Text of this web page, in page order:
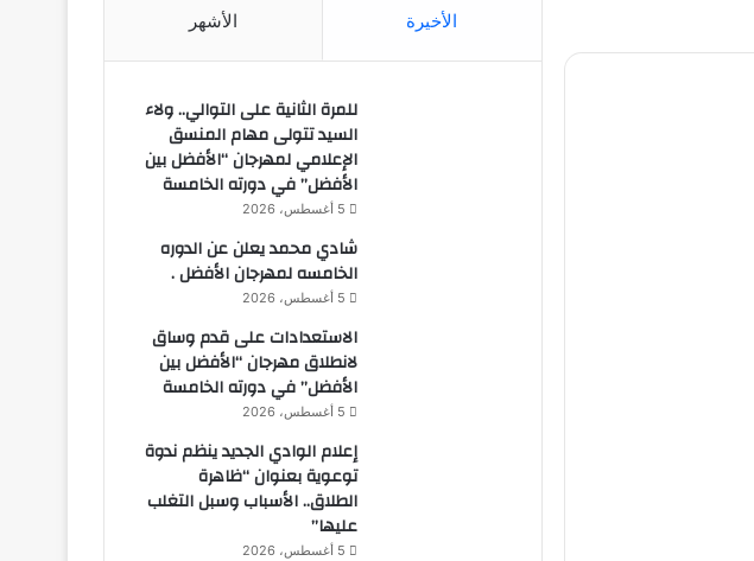
الأخيرة الأشهر
للمرة الثانية على التوالي.. ولاء
السيد تتولى مهام المنسق
الإعلامي لمهرجان “الأفضل بين
الأفضل” في دورته الخامسة
5 أغسطس، 2026
شادي محمد يعلن عن الدوره
الخامسه لمهرجان الأفضل .
5 أغسطس، 2026
الاستعدادات على قدم وساق
لانطلاق مهرجان “الأفضل بين
الأفضل” في دورته الخامسة
5 أغسطس، 2026
إعلام الوادي الجديد ينظم ندوة
توعوية بعنوان “ظاهرة
الطلاق.. الأسباب وسبل التغلب
عليها”
5 أغسطس، 2026